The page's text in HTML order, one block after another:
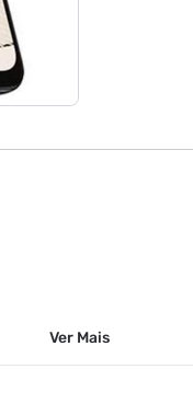
Ver Mais